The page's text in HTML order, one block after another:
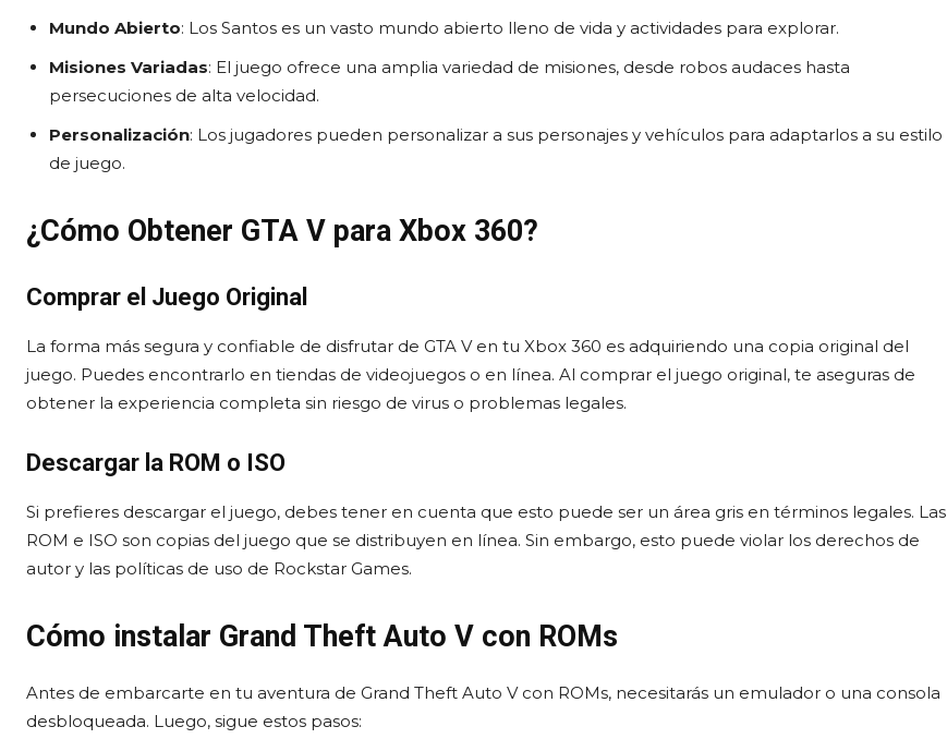
Mundo Abierto: Los Santos es un vasto mundo abierto lleno de vida y actividades para explorar.
Misiones Variadas: El juego ofrece una amplia variedad de misiones, desde robos audaces hasta
persecuciones de alta velocidad.
Personalización: Los jugadores pueden personalizar a sus personajes y vehículos para adaptarlos a su estilo
de juego.
¿Cómo Obtener GTA V para Xbox 360?
Comprar el Juego Original
La forma más segura y confiable de disfrutar de GTA V en tu Xbox 360 es adquiriendo una copia original del
juego. Puedes encontrarlo en tiendas de videojuegos o en línea. Al comprar el juego original, te aseguras de
obtener la experiencia completa sin riesgo de virus o problemas legales.
Descargar la ROM o ISO
Si prefieres descargar el juego, debes tener en cuenta que esto puede ser un área gris en términos legales. Las
ROM e ISO son copias del juego que se distribuyen en línea. Sin embargo, esto puede violar los derechos de
autor y las políticas de uso de Rockstar Games.
Cómo instalar Grand Theft Auto V con ROMs
Antes de embarcarte en tu aventura de Grand Theft Auto V con ROMs, necesitarás un emulador o una consola
desbloqueada. Luego, sigue estos pasos: